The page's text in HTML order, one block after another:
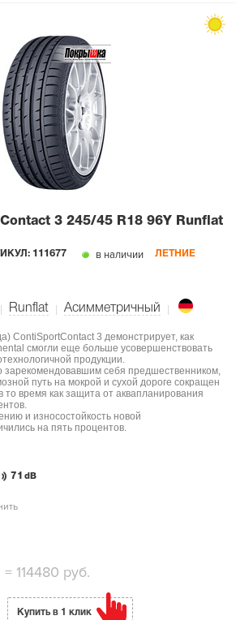
3 245/45 R18 96Y Runflat
111677 в наличии ЛЕТНИЕ
Runflat Асимметричный
ContiSportContact 3 демонстрирует, как
смогли еще больше усовершенствовать
продукции.
зарекомендовавшим себя предшественником,
путь на мокрой и сухой дороге сокращен
время как защита от аквапланирования
и износостойкость новой
на пять процентов.
71 dB
= 114480 руб.
Купить в 1 клик